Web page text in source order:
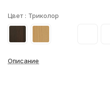
Цвет : Триколор
Описание